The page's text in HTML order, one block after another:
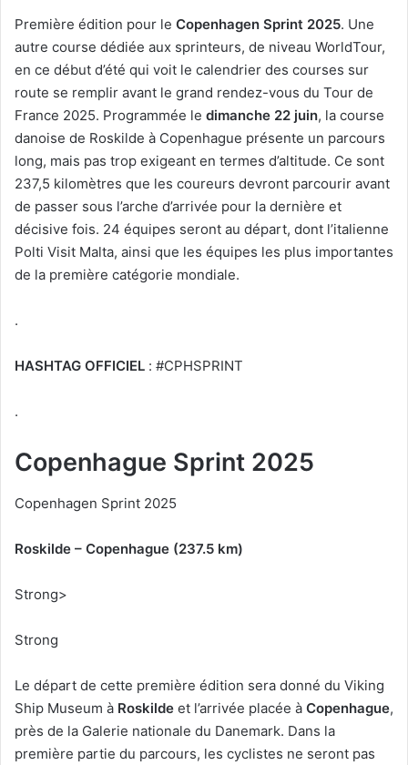
Première édition pour le Copenhagen Sprint 2025. Une
autre course dédiée aux sprinteurs, de niveau WorldTour,
en ce début d’été qui voit le calendrier des courses sur
route se remplir avant le grand rendez-vous du Tour de
France 2025. Programmée le dimanche 22 juin, la course
danoise de Roskilde à Copenhague présente un parcours
long, mais pas trop exigeant en termes d’altitude. Ce sont
237,5 kilomètres que les coureurs devront parcourir avant
de passer sous l’arche d’arrivée pour la dernière et
décisive fois. 24 équipes seront au départ, dont l’italienne
Polti Visit Malta, ainsi que les équipes les plus importantes
de la première catégorie mondiale.
.
HASHTAG OFFICIEL : #CPHSPRINT
.
Copenhague Sprint 2025
Copenhagen Sprint 2025
Roskilde – Copenhague (237.5 km)
Strong>
Strong
Le départ de cette première édition sera donné du Viking
Ship Museum à Roskilde et l’arrivée placée à Copenhague,
près de la Galerie nationale du Danemark. Dans la
première partie du parcours, les cyclistes ne seront pas